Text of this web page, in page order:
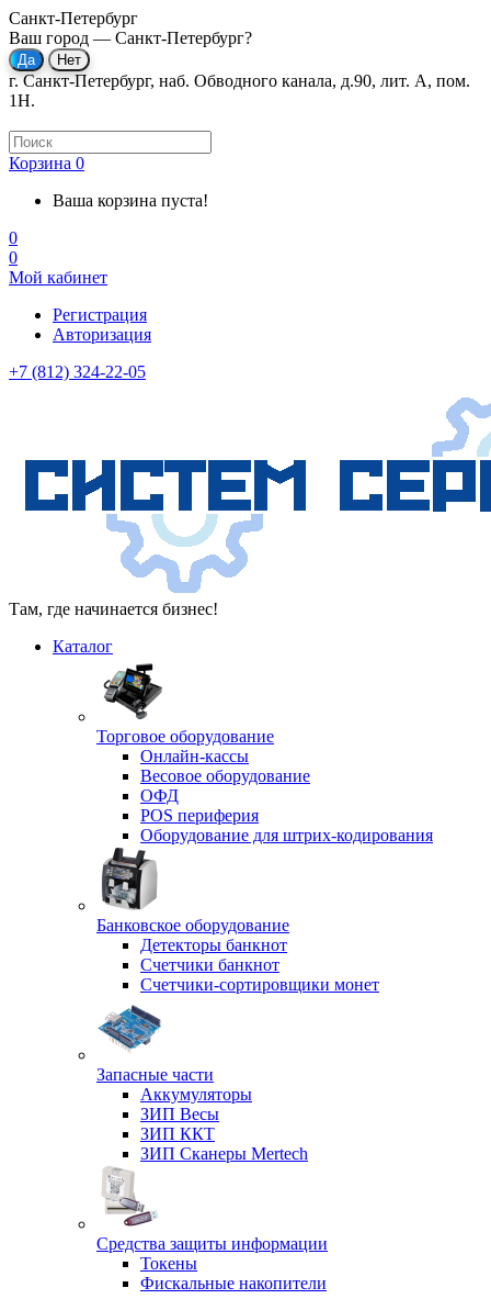
Санкт-Петербург
Ваш город — Санкт-Петербург?
г. Санкт-Петербург, наб. Обводного канала, д.90, лит. А, пом.
1Н.
Корзина 0
Ваша корзина пуста!
0
0
Мой кабинет
Регистрация
Авторизация
+7 (812) 324-22-05
Там, где начинается бизнес!
Каталог
Торговое оборудование
Онлайн-кассы
Весовое оборудование
ОФД
POS периферия
Оборудование для штрих-кодирования
Банковское оборудование
Детекторы банкнот
Счетчики банкнот
Счетчики-сортировщики монет
Запасные части
Аккумуляторы
ЗИП Весы
ЗИП ККТ
ЗИП Сканеры Mertech
Средства защиты информации
Токены
Фискальные накопители